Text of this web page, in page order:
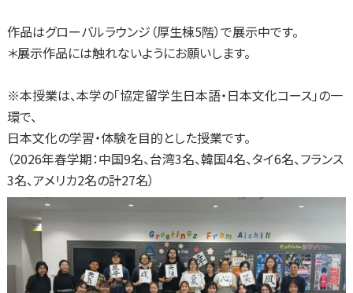
作品はグローバルラウンジ（厚生棟5階）で展示中です。
＊展示作品には触れないようにお願いします。
※本授業は、本学の「協定留学生日本語・日本文化コース」の一
環で、
日本文化の学習・体験を目的とした授業です。
（2026年春学期：中国9名、台湾3名、韓国4名、タイ6名、フランス
3名、アメリカ2名の計27名）